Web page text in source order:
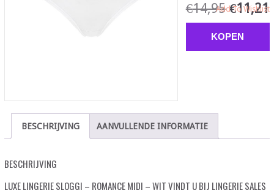
€14,95 €11,21
KOPEN
Add To Wishlist
BESCHRIJVING AANVULLENDE INFORMATIE
BESCHRIJVING
LUXE LINGERIE SLOGGI – ROMANCE MIDI – WIT VINDT U BIJ LINGERIE SALES